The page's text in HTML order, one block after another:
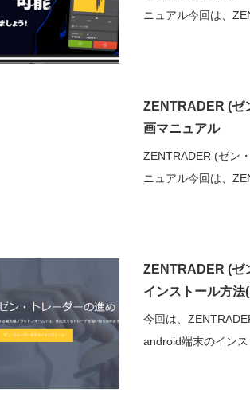
ニュアル今回は、
ZENTRADER (ゼ
画マニュアル
ZENTRADER (ゼン
ニュアル今回は、
ZENTRADER (ゼ
インストール方法
今回は、
android端末のイン